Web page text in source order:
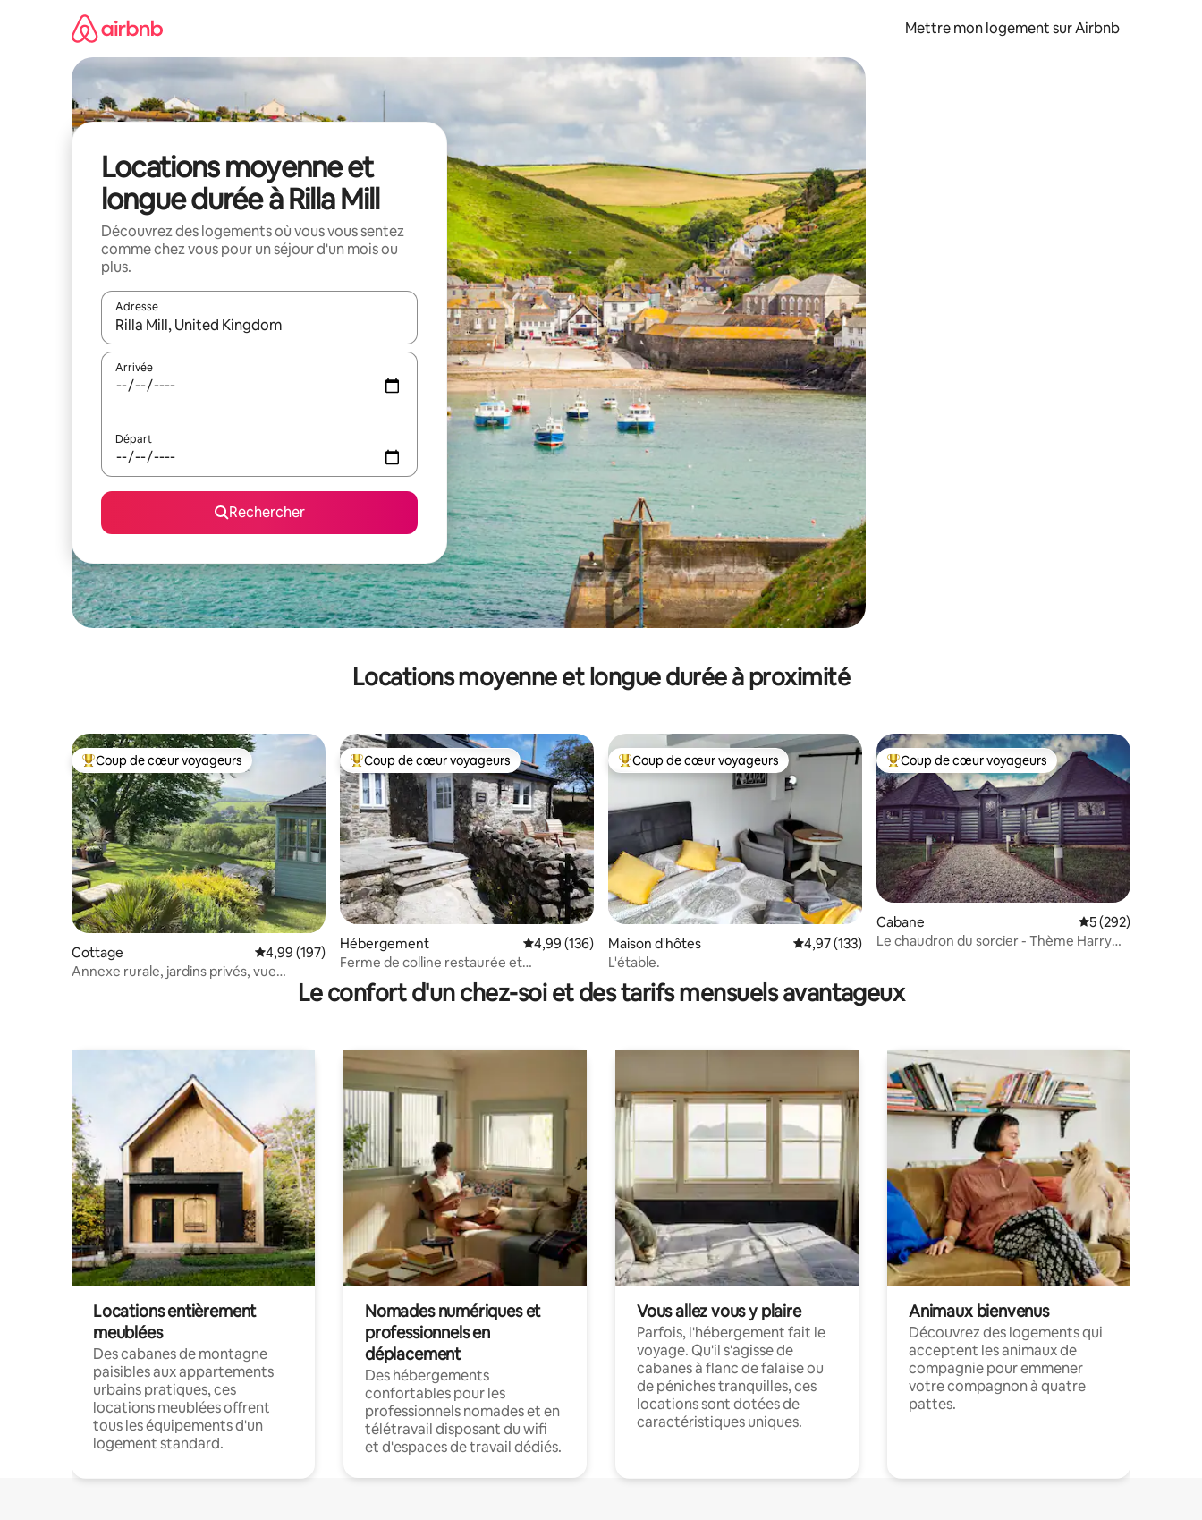
Mettre mon logement sur Airbnb
Locations moyenne et
longue durée à Rilla Mill
Découvrez des logements où vous vous sentez
comme chez vous pour un séjour d'un mois ou
plus.
Adresse
Lorsque les résultats s'affichent, utilisez les flèches vers le haut et vers le bas pour les parcourir ou en appuyant et en faisant glisser.
Arrivée
Départ
Rechercher
Locations moyenne et longue durée à proximité
Coups de cœur voyageurs les plus appréciés
Coup de cœur voyageurs
Cottage Évaluation moyenne sur la base de 197 commentaires : 4,99 sur 5
4,99 (197)
Annexe rurale, jardins privés, vue
Coups de cœur voyageurs les plus appréciés
Coup de cœur voyageurs
Hébergement Évaluation moyenne sur la base de 136 commentaires : 4,99 sur 5
4,99 (136)
Ferme de colline restaurée et
confortable
Coups de cœur voyageurs les plus appréciés
Coup de cœur voyageurs
Maison d'hôtes Évaluation moyenne sur la base de 133 commentaires : 4,97 sur 5
4,97 (133)
L'étable.
Coups de cœur voyageurs les plus appréciés
Coup de cœur voyageurs
Cabane Évaluation
5 (292)
Le chaudron du sorcier - Thème Harry
Le confort d'un chez-soi et des tarifs mensuels avantageux
Locations entièrement
meublées
Des cabanes de montagne
paisibles aux appartements
urbains pratiques, ces
locations meublées offrent
tous les équipements d'un
logement standard.
Nomades numériques et
professionnels en
déplacement
Des hébergements
confortables pour les
professionnels nomades et en
télétravail disposant du wifi
et d'espaces de travail dédiés.
Vous allez vous y plaire
Parfois, l'hébergement fait le
voyage. Qu'il s'agisse de
cabanes à flanc de falaise ou
de péniches tranquilles, ces
locations sont dotées de
caractéristiques uniques.
Animaux bienvenus
Découvrez des logements qui
acceptent les animaux de
compagnie pour emmener
votre compagnon à quatre
pattes.